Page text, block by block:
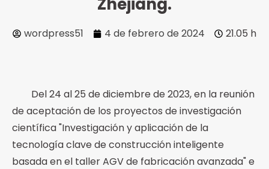
wordpress51 4 de febrero de 2024 21.05 h
Del 24 al 25 de diciembre de 2023, en la reunión
de aceptación de los proyectos de investigación
científica "Investigación y aplicación de la
tecnología clave de construcción inteligente
basada en el taller AGV de fabricación avanzada" e